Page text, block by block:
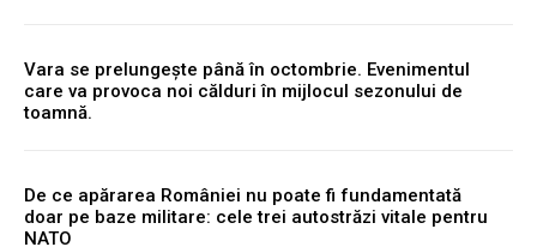
Vara se prelungește până în octombrie. Evenimentul
care va provoca noi călduri în mijlocul sezonului de
toamnă.
De ce apărarea României nu poate fi fundamentată
doar pe baze militare: cele trei autostrăzi vitale pentru
NATO